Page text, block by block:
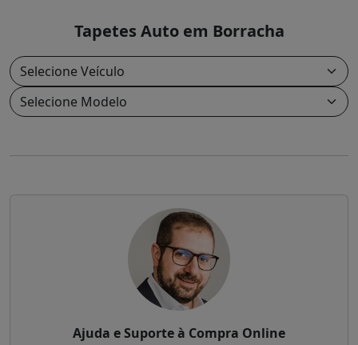
Tapetes Auto em Borracha
Ajuda e Suporte à Compra Online